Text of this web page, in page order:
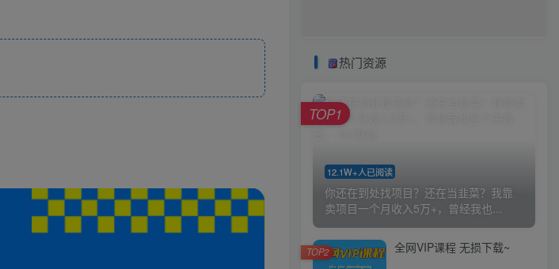
热门资源
12.1W+人已阅读
你还在到处找项目？还在当韭菜？我靠
卖项目一个月收入5万+，曾经我也...
TOP1
全网VIP课程 无损下载~
TOP2